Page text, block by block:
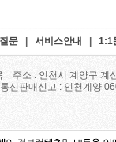
문 서비스안내 1:1
소 : 인천시 계양구 계
판매신고 : 인천계양